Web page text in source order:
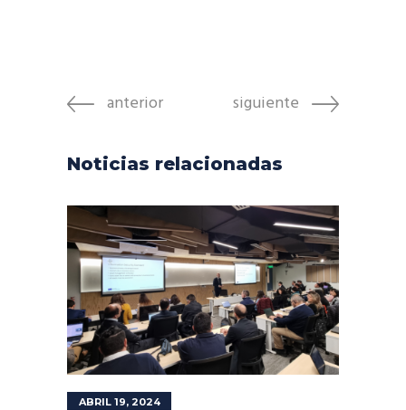
anterior siguiente
Noticias relacionadas
ABRIL 19, 2024